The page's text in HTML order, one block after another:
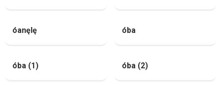
óanęlę óba
óba (1) óba (2)